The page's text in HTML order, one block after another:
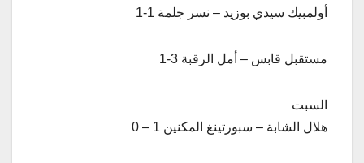
أولمبيك سيدي بوزيد – نسر جلمة 1-1
مستقبل قابس – أمل الرقبة 3-1
السبت
هلال الشابة – سبورتينغ المكنين 1 – 0